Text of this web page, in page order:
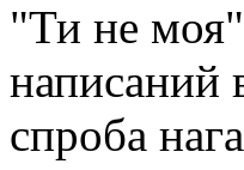
"Ти не
написаний
спроба